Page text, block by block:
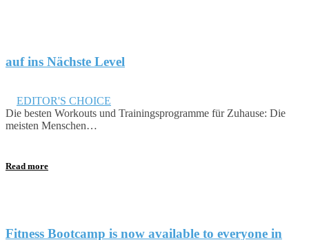
auf ins Nächste Level
EDITOR'S CHOICE
Die besten Workouts und Trainingsprogramme für Zuhause: Die
meisten Menschen…
Read more
Fitness Bootcamp is now available to everyone in